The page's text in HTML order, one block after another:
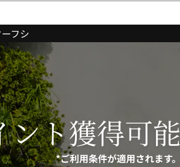
フシ
ト獲得可能
*ご利用条件が適用されます。